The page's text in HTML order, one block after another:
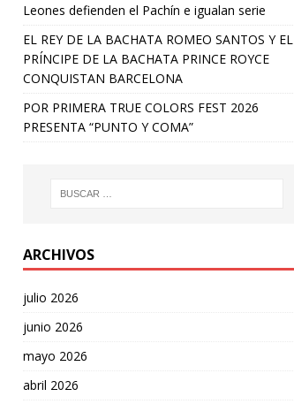
Leones defienden el Pachín e igualan serie
EL REY DE LA BACHATA ROMEO SANTOS Y EL
PRÍNCIPE DE LA BACHATA PRINCE ROYCE
CONQUISTAN BARCELONA
POR PRIMERA TRUE COLORS FEST 2026
PRESENTA “PUNTO Y COMA”
ARCHIVOS
julio 2026
junio 2026
mayo 2026
abril 2026